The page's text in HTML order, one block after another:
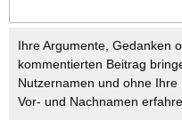
Ihre Argumente, Gedanken
kommentierten Beitrag
Nutzernamen und ohne
Vor- und Nachnamen